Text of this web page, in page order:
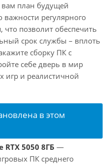
вам план будущей
регулярного
что позволит обеспечить
срок службы – вплоть
сборку ПК с
себе дверь в мир
игр и реалистичной
в этом
RTX 5050 8ГБ —
ПК среднего